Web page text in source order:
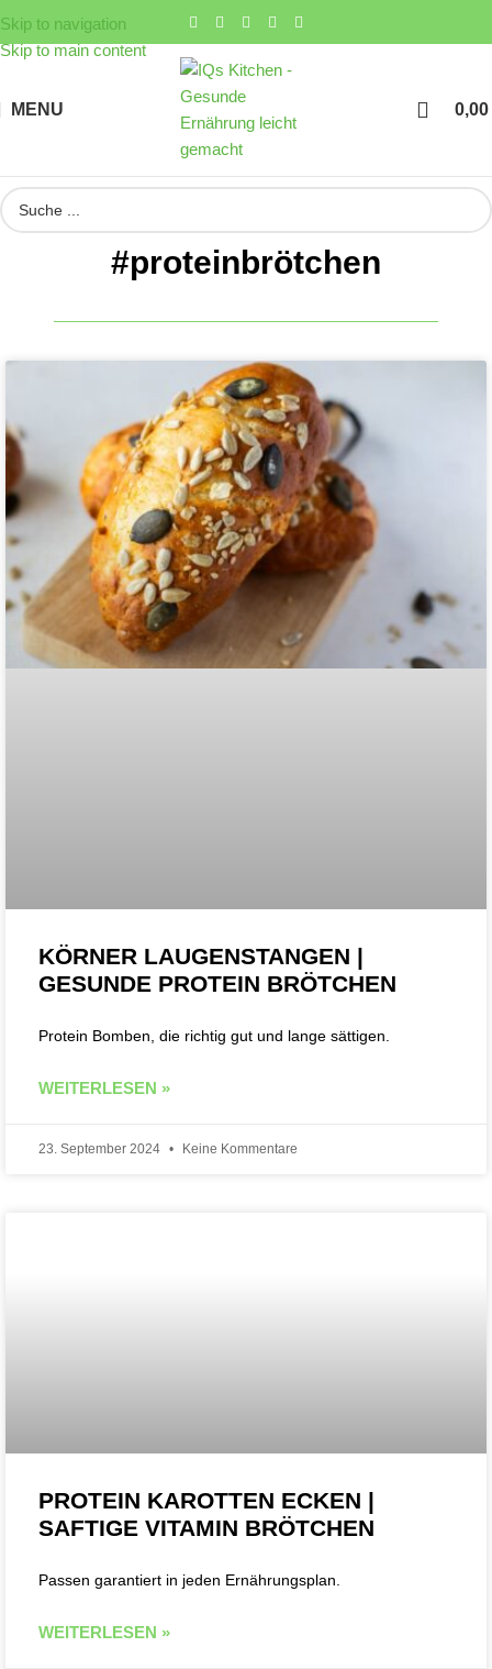
Skip to navigation
Skip to main content
MENU 0,00
#proteinbrötchen
KÖRNER LAUGENSTANGEN |
GESUNDE PROTEIN BRÖTCHEN
Protein Bomben, die richtig gut und lange sättigen.
WEITERLESEN »
23. September 2024 Keine Kommentare
PROTEIN KAROTTEN ECKEN |
SAFTIGE VITAMIN BRÖTCHEN
Passen garantiert in jeden Ernährungsplan.
WEITERLESEN »